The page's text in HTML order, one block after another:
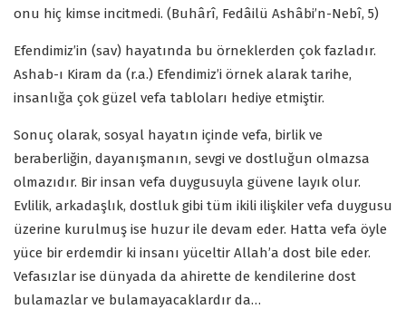
onu hiç kimse incitmedi. (Buhârî, Fedâilü Ashâbi’n-Nebî, 5)
Efendimiz’in (sav) hayatında bu örneklerden çok fazladır.
Ashab-ı Kiram da (r.a.) Efendimiz’i örnek alarak tarihe,
insanlığa çok güzel vefa tabloları hediye etmiştir.
Sonuç olarak, sosyal hayatın içinde vefa, birlik ve
beraberliğin, dayanışmanın, sevgi ve dostluğun olmazsa
olmazıdır. Bir insan vefa duygusuyla güvene layık olur.
Evlilik, arkadaşlık, dostluk gibi tüm ikili ilişkiler vefa duygusu
üzerine kurulmuş ise huzur ile devam eder. Hatta vefa öyle
yüce bir erdemdir ki insanı yüceltir Allah’a dost bile eder.
Vefasızlar ise dünyada da ahirette de kendilerine dost
bulamazlar ve bulamayacaklardır da…